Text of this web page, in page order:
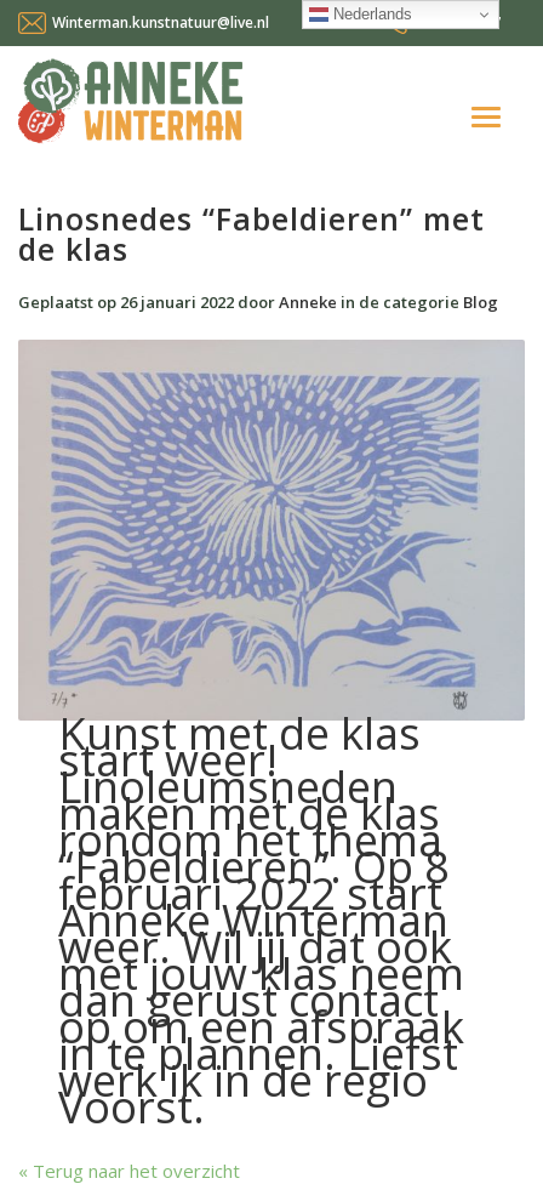
Winterman.kunstnatuur@live.nl 0641124587
Workshops en cursussen
Gallery Suncorner
Aktueel
Contact
Nederlands
Linosnedes “Fabeldieren” met
de klas
Geplaatst op 26 januari 2022 doorAnneke in de categorie Blog
Kunst met de klas
start weer!
Linoleumsneden
maken met de klas
rondom het thema
“Fabeldieren”. Op 8
februari 2022 start
Anneke Winterman
weer. Wil jij dat ook
met jouw klas neem
dan gerust contact
op om een afspraak
in te plannen. Liefst
werk ik in de regio
Voorst.
Terug naar het overzicht
Nederlands